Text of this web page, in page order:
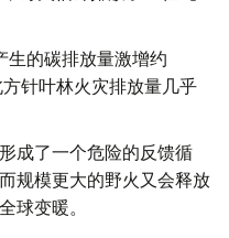
生的碳排放量激增约
针叶林火灾排放量几乎
成了一个危险的反馈循
规模更大的野火又会释放
球变暖。